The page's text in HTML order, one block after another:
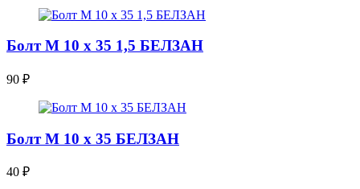
Болт М 10 х 35 1,5 БЕЛЗАН
90 ₽
Болт М 10 х 35 БЕЛЗАН
40 ₽